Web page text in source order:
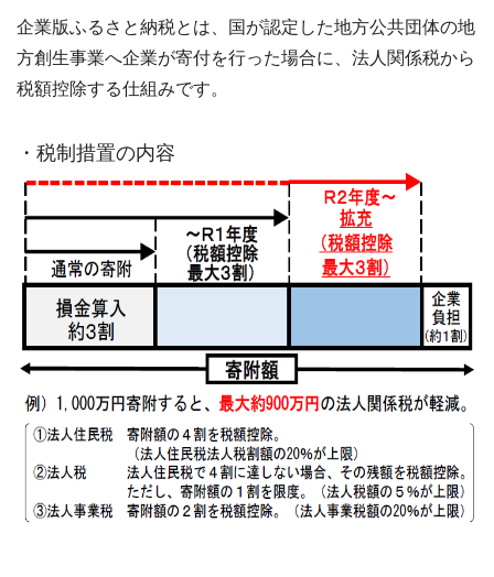
企業版ふるさと納税とは、国が認定した地方公共団体の地
方創生事業へ企業が寄付を行った場合に、法人関係税から
税額控除する仕組みです。
・税制措置の内容